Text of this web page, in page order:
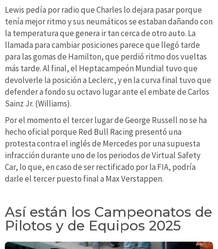
Lewis pedía por radio que Charles lo dejara pasar porque
tenía mejor ritmo y sus neumáticos se estaban dañando con
la temperatura que genera ir tan cerca de otro auto. La
llamada para cambiar posiciones parece que llegó tarde
para las gomas de Hamilton, que perdió ritmo dos vueltas
más tarde. Al final, el Heptacampeón Mundial tuvo que
devolverle la posición a Leclerc, y en la curva final tuvo que
defender a fondo su octavo lugar ante el embate de Carlos
Sainz Jr. (Williams).
Por el momento el tercer lugar de George Russell no se ha
hecho oficial porque Red Bull Racing presentó una
protesta contra el inglés de Mercedes por una supuesta
infracción durante uno de los periodos de Virtual Safety
Car, lo que, en caso de ser rectificado por la FIA, podría
darle el tercer puesto final a Max Verstappen.
Así están los Campeonatos de
Pilotos y de Equipos 2025